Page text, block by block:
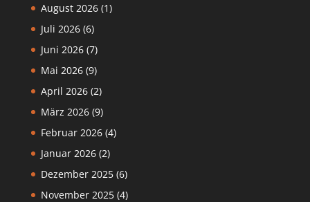
August 2026(1)
Juli 2026(6)
Juni 2026(7)
Mai 2026(9)
April 2026(2)
März 2026(9)
Februar 2026(4)
Januar 2026(2)
Dezember 2025(6)
November 2025(4)